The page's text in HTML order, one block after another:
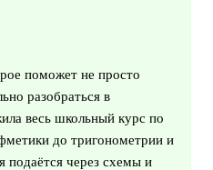
поможет не просто
разобраться в
весь школьный курс по
до тригонометрии и
через схемы и